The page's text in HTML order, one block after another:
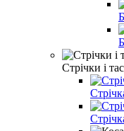
Стрічки і